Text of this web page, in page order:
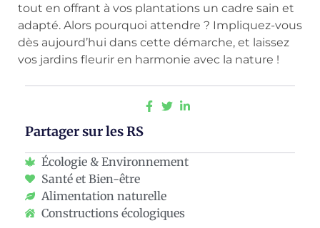
tout en offrant à vos plantations un cadre sain et
adapté. Alors pourquoi attendre ? Impliquez-vous
dès aujourd’hui dans cette démarche, et laissez
vos jardins fleurir en harmonie avec la nature !
Partager sur les RS
Écologie & Environnement
Santé et Bien-être
Alimentation naturelle
Constructions écologiques